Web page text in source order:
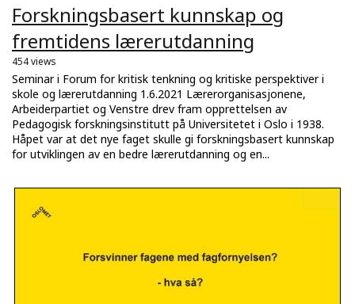
Forskningsbasert kunnskap og
fremtidens lærerutdanning
454 views
Seminar i Forum for kritisk tenkning og kritiske perspektiver i
skole og lærerutdanning 1.6.2021 Lærerorganisasjonene,
Arbeiderpartiet og Venstre drev fram opprettelsen av
Pedagogisk forskningsinstitutt på Universitetet i Oslo i 1938.
Håpet var at det nye faget skulle gi forskningsbasert kunnskap
for utviklingen av en bedre lærerutdanning og en...